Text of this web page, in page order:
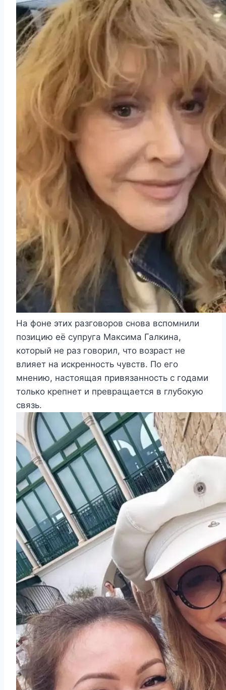
На фоне этих разговоров снова вспомнили
позицию её супруга Максима Галкина,
который не раз говорил, что возраст не
влияет на искренность чувств. По его
мнению, настоящая привязанность с годами
только крепнет и превращается в глубокую
связь.